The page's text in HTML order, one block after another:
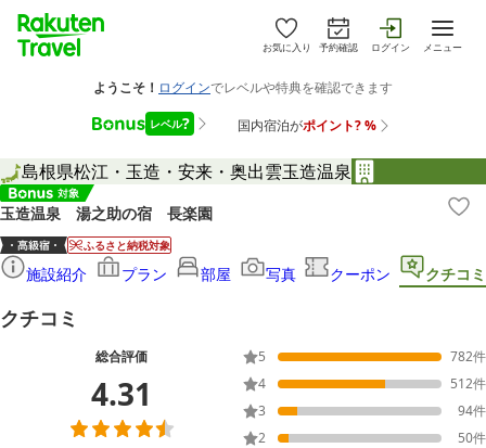
お気に入り 予約確認 ログイン メニュー
島根県松江・玉造・安来・奥出雲玉造温泉
玉造温泉 湯之助の宿 長楽園
ふるさと納税対象
施設紹介 プラン 部屋 写真 クーポン クチコミ
クチコミ
総合評価
4.31
5 782件
4
512件
3
94件
2
50件